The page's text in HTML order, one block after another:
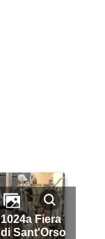
1024a Fiera
di Sant'Orso